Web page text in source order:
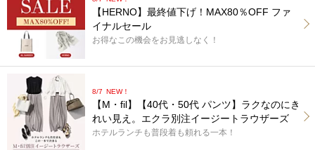
【HERNO】最終値下げ！MAX80％OFF ファ
イナルセール
お得なこの機会をお見逃しなく！
8/7 NEW！
【M・fil】【40代・50代 パンツ】ラクなのにき
れい見え。エクラ別注イージートラウザーズ
ホテルランチも普段着も頼れる一本！